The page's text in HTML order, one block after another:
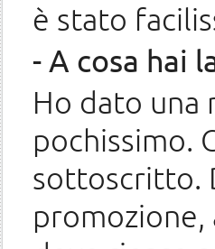
è stato
- A cosa hai
Ho dato una
pochissimo.
sottoscritto.
promozione,